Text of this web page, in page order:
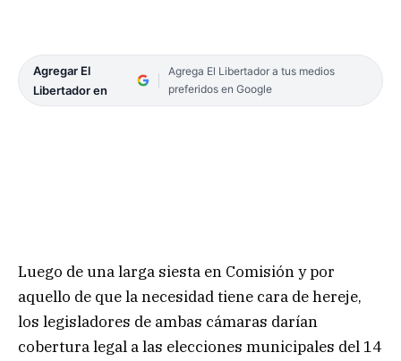
Agregar El
Libertador en
Agrega El Libertador a tus medios
preferidos en Google
Luego de una larga siesta en Comisión y por
aquello de que la necesidad tiene cara de hereje,
los legisladores de ambas cámaras darían
cobertura legal a las elecciones municipales del 14